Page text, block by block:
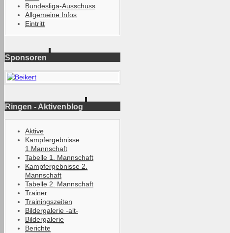
Bundesliga-Ausschuss
Allgemeine Infos
Eintritt
Sponsoren
Ringen - Aktivenblog
Aktive
Kampfergebnisse
1.Mannschaft
Tabelle 1. Mannschaft
Kampfergebnisse 2.
Mannschaft
Tabelle 2. Mannschaft
Trainer
Trainingszeiten
Bildergalerie -alt-
Bildergalerie
Berichte